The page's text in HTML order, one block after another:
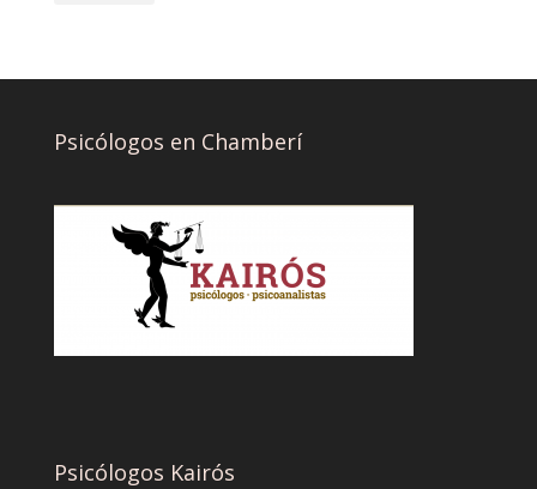
Psicólogos en Chamberí
Psicólogos Kairós